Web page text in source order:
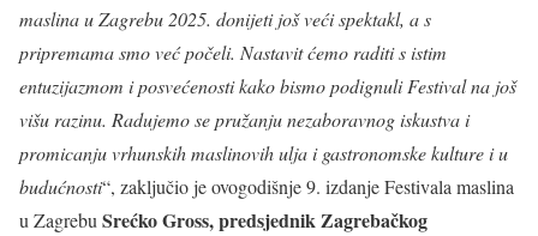
maslina u Zagrebu 2025. donijeti još veći spektakl, a s
pripremama smo već počeli. Nastavit ćemo raditi s istim
entuzijazmom i posvećenosti kako bismo podignuli Festival na još
višu razinu. Radujemo se pružanju nezaboravnog iskustva i
promicanju vrhunskih maslinovih ulja i gastronomske kulture i u
budućnosti“, zaključio je ovogodišnje 9. izdanje Festivala maslina
u Zagrebu Srećko Gross, predsjednik Zagrebačkog